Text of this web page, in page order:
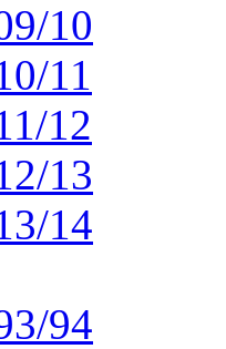
10
11
12
13
14
94